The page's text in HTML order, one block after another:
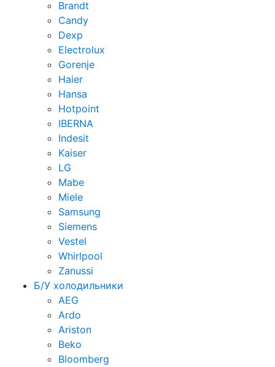
Brandt
Candy
Dexp
Electrolux
Gorenje
Haier
Hansa
Hotpoint
IBERNA
Indesit
Kaiser
LG
Mabe
Miele
Samsung
Siemens
Vestel
Whirlpool
Zanussi
Б/У холодильники
AEG
Ardo
Ariston
Beko
Bloomberg